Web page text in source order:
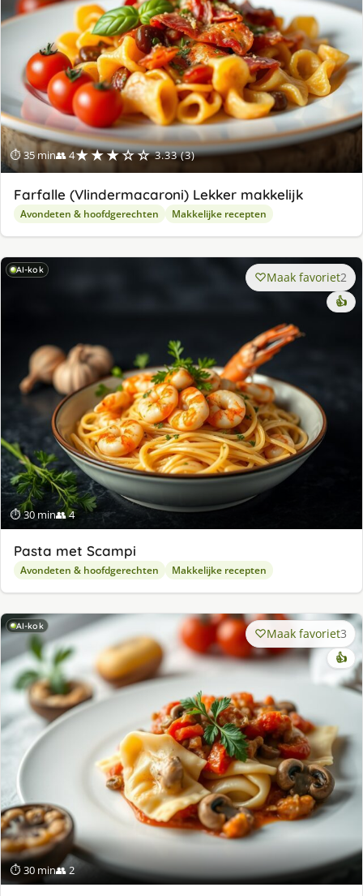
⏱ 35 min👥 4★★★☆☆ 3.33 (3)
Farfalle (Vlindermacaroni) Lekker makkelijk
Avondeten & hoofdgerechten Makkelijke recepten
AI-kok
⏱ 30 min👥 4
Maak favoriet2
👍
Pasta met Scampi
Avondeten & hoofdgerechten Makkelijke recepten
AI-kok
⏱ 30 min👥 2
Maak favoriet3
👍